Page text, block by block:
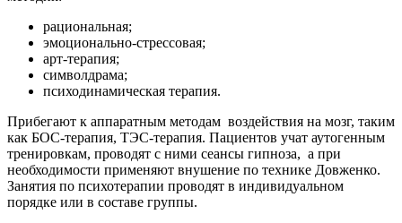
рациональная;
эмоционально-стрессовая;
арт-терапия;
символдрама;
психодинамическая терапия.
Прибегают к аппаратным методам воздействия на мозг, таким
как БОС-терапия, ТЭС-терапия. Пациентов учат аутогенным
тренировкам, проводят с ними сеансы гипноза, а при
необходимости применяют внушение по технике Довженко.
Занятия по психотерапии проводят в индивидуальном
порядке или в составе группы.